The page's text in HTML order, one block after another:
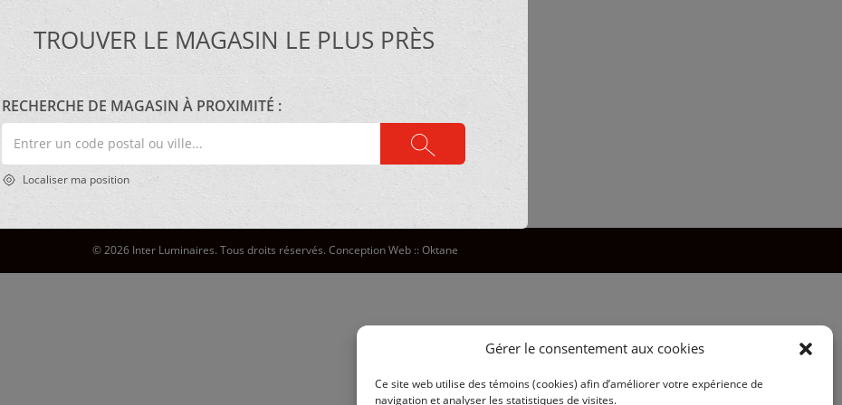
Gérer le consentement aux cookies
Ce site web utilise des témoins (cookies) afin d’améliorer votre expérience de
navigation et analyser les statistiques de visites.
TROUVER LE MAGASIN LE PLUS PRÈS
RECHERCHE DE MAGASIN À PROXIMITÉ :
Entrer
un
code
postal
ville
Localiser ma position
©2026 Inter Luminaires. Tous droits réservés. Conception Web :: Oktane